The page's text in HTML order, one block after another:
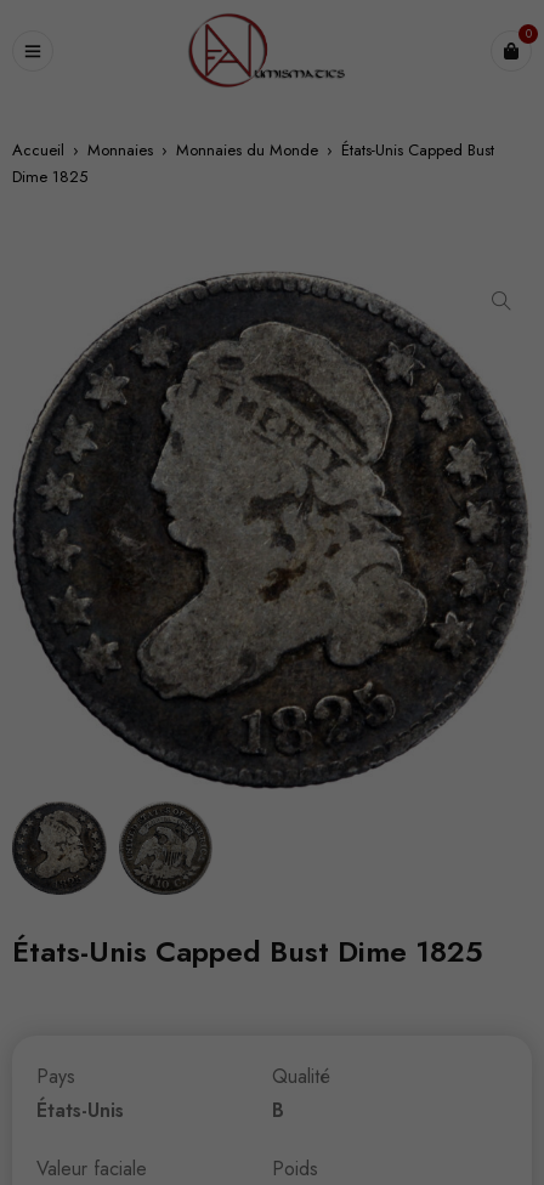
0
Accueil › Monnaies › Monnaies du Monde › États-Unis Capped Bust
Dime 1825
États-Unis Capped Bust Dime 1825
Pays
États-Unis
Valeur faciale
Qualité
B
Poids